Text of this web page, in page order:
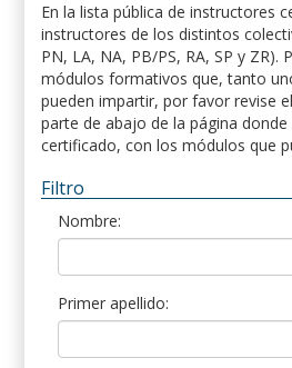
En la lista pública de instructores
instructores de los distintos
PN, LA, NA, PB/PS, RA, SP y ZR).
módulos formativos que, tanto
pueden impartir, por favor revise
parte de abajo de la página
certificado, con los módulos que
Filtro
Nombre:
Primer apellido: